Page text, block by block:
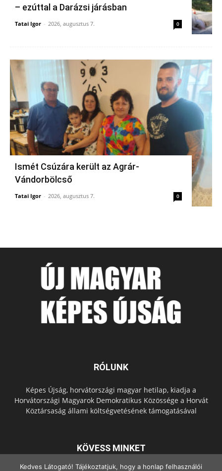
– ezúttal a Darázsi járásban
Tatai Igor - 2026, augusztus 7. 0
Ismét Csúzára került az Agrár-
Vándorbölcső
Tatai Igor - 2026, augusztus 7. 0
RÓLUNK
Képes Újság, horvátországi magyar hetilap, kiadja a
Horvátországi Magyarok Demokratikus Közössége a Horvát
Köztársaság állami költségvetésének támogatásával
KÖVESS MINKET
Kedves Látogató! Tájékoztatjuk, hogy a honlap felhasználói